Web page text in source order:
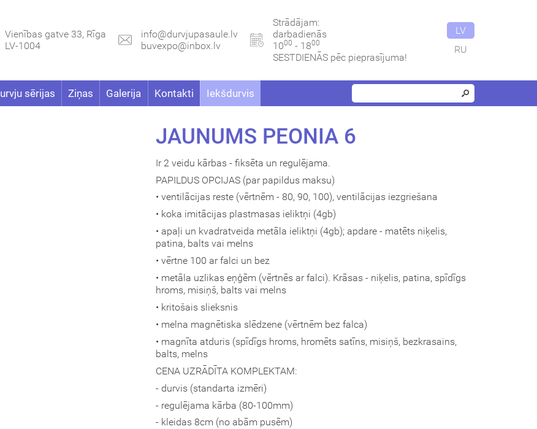
Vienības gatve 33, Rīga
LV-1004
info@durvjupasaule.lv
buvexpo@inbox.lv
Strādājam:
darbadienās
1000 - 1800
SESTDIENĀS pēc pieprasījuma!
LV
RU
sērijas Ziņas Galerija Kontakti Iekšdurvis
JAUNUMS PEONIA 6
Ir 2 veidu kārbas - fiksēta un regulējama.
PAPILDUS OPCIJAS (par papildus maksu)
• ventilācijas reste (vērtnēm - 80, 90, 100), ventilācijas iezgriešana
• koka imitācijas plastmasas ieliktņi (4gb)
• apaļi un kvadratveida metāla ieliktņi (4gb); apdare - matēts niķelis,
patina, balts vai melns
• vērtne 100 ar falci un bez
• metāla uzlikas eņģēm (vērtnēs ar falci). Krāsas - niķelis, patina, spīdīgs
hroms, misiņš, balts vai melns
• kritošais slieksnis
• melna magnētiska slēdzene (vērtnēm bez falca)
• magnīta atduris (spīdīgs hroms, hromēts satīns, misiņš, bezkrasains,
balts, melns
CENA UZRĀDĪTA KOMPLEKTAM:
- durvis (standarta izmēri)
- regulējama kārba (80-100mm)
- kleidas 8cm (no abām pusēm)